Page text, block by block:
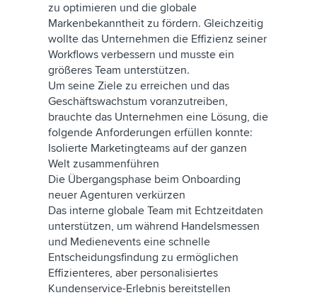
zu optimieren und die globale
Markenbekanntheit zu fördern. Gleichzeitig
wollte das Unternehmen die Effizienz seiner
Workflows verbessern und musste ein
größeres Team unterstützen.
Um seine Ziele zu erreichen und das
Geschäftswachstum voranzutreiben,
brauchte das Unternehmen eine Lösung, die
folgende Anforderungen erfüllen konnte:
Isolierte Marketingteams auf der ganzen
Welt zusammenführen
Die Übergangsphase beim Onboarding
neuer Agenturen verkürzen
Das interne globale Team mit Echtzeitdaten
unterstützen, um während Handelsmessen
und Medienevents eine schnelle
Entscheidungsfindung zu ermöglichen
Effizienteres, aber personalisiertes
Kundenservice-Erlebnis bereitstellen